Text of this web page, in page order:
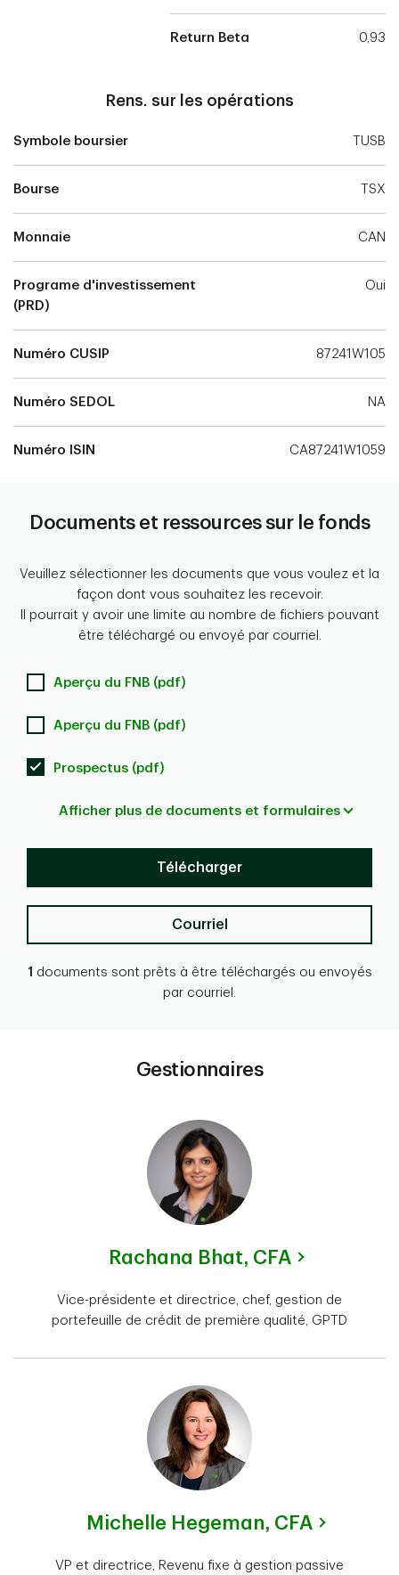
Return Beta 0,93
Rens. sur les opérations
Symbole boursier TUSB
Bourse TSX
Monnaie CAN
Programe d'investissement
(PRD)
Oui
Numéro CUSIP 87241W105
Numéro SEDOL NA
Numéro ISIN CA87241W1059
Documents et ressources sur le fonds
Veuillez sélectionner les documents que vous voulez et la
façon dont vous souhaitez les recevoir.
Il pourrait y avoir une limite au nombre de fichiers pouvant
être téléchargé ou envoyé par courriel.
Aperçu du FNB (pdf)
Aperçu du FNB (pdf)
Prospectus (pdf)
Afficher plus de documents et formulaires
Télécharger
Courriel
1 documents sont prêts à être téléchargés ou envoyés
par courriel.
Gestionnaires
Rachana Bhat, CFA
Vice-présidente et directrice, chef, gestion de
portefeuille de crédit de première qualité, GPTD
Michelle Hegeman, CFA
VP et directrice, Revenu fixe à gestion passive